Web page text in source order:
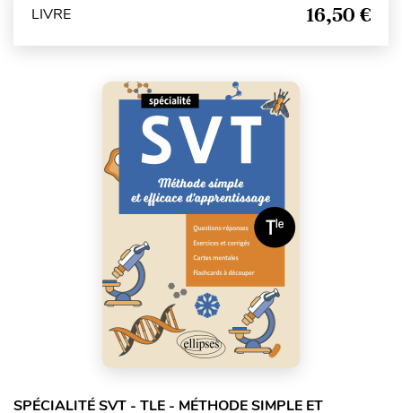
LIVRE 16,50 €
SPÉCIALITÉ SVT - TLE - MÉTHODE SIMPLE ET